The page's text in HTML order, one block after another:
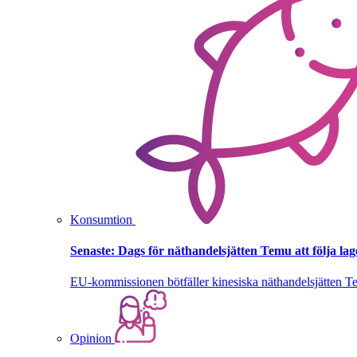
Konsumtion
Senaste: Dags för näthandelsjätten Temu att följa
EU-kommissionen bötfäller kinesiska näthandelsjätten
Opinion